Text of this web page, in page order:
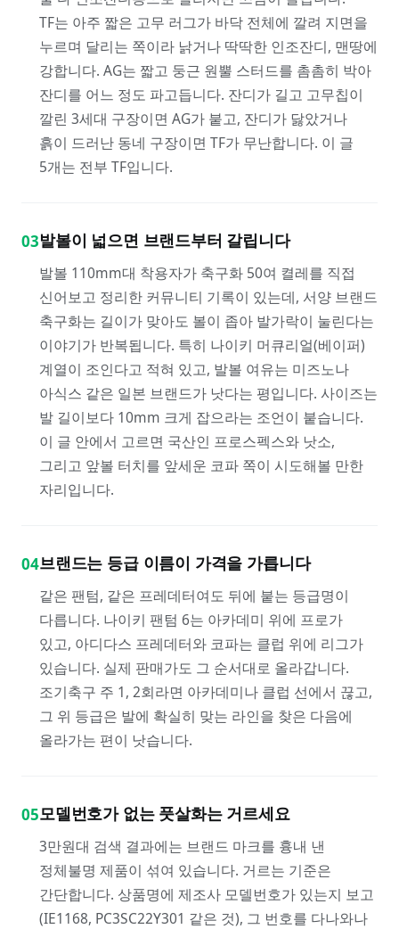
TF는 아주 짧은 고무 러그가 바닥 전체에 깔려 지면을
누르며 달리는 쪽이라 낡거나 딱딱한 인조잔디, 맨땅에
강합니다. AG는 짧고 둥근 원뿔 스터드를 촘촘히 박아
잔디를 어느 정도 파고듭니다. 잔디가 길고 고무칩이
깔린 3세대 구장이면 AG가 붙고, 잔디가 닳았거나
흙이 드러난 동네 구장이면 TF가 무난합니다. 이 글
5개는 전부 TF입니다.
03발볼이 넓으면 브랜드부터 갈립니다
발볼 110mm대 착용자가 축구화 50여 켤레를 직접
신어보고 정리한 커뮤니티 기록이 있는데, 서양 브랜드
축구화는 길이가 맞아도 볼이 좁아 발가락이 눌린다는
이야기가 반복됩니다. 특히 나이키 머큐리얼(베이퍼)
계열이 조인다고 적혀 있고, 발볼 여유는 미즈노나
아식스 같은 일본 브랜드가 낫다는 평입니다. 사이즈는
발 길이보다 10mm 크게 잡으라는 조언이 붙습니다.
이 글 안에서 고르면 국산인 프로스펙스와 낫소,
그리고 앞볼 터치를 앞세운 코파 쪽이 시도해볼 만한
자리입니다.
04브랜드는 등급 이름이 가격을 가릅니다
같은 팬텀, 같은 프레데터여도 뒤에 붙는 등급명이
다릅니다. 나이키 팬텀 6는 아카데미 위에 프로가
있고, 아디다스 프레데터와 코파는 클럽 위에 리그가
있습니다. 실제 판매가도 그 순서대로 올라갑니다.
조기축구 주 1, 2회라면 아카데미나 클럽 선에서 끊고,
그 위 등급은 발에 확실히 맞는 라인을 찾은 다음에
올라가는 편이 낫습니다.
05모델번호가 없는 풋살화는 거르세요
3만원대 검색 결과에는 브랜드 마크를 흉내 낸
정체불명 제품이 섞여 있습니다. 거르는 기준은
간단합니다. 상품명에 제조사 모델번호가 있는지 보고
(IE1168, PC3SC22Y301 같은 것), 그 번호를 다나와나